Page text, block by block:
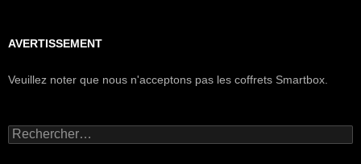
AVERTISSEMENT
Veuillez noter que nous n'acceptons pas les coffrets Smartbox.
Rechercher :